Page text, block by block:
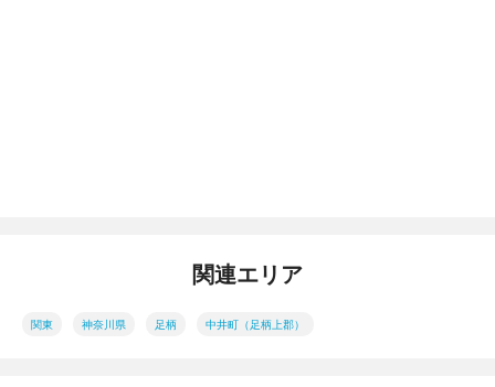
関連エリア
関東 神奈川県 足柄 中井町（足柄上郡）